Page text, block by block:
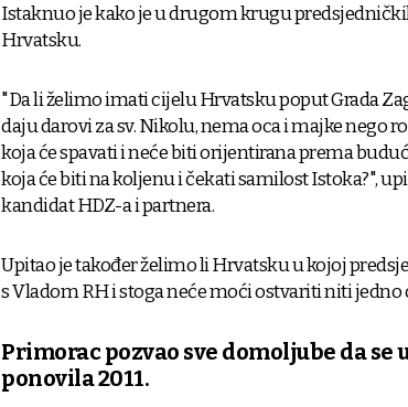
Istaknuo je kako je u drugom krugu
Hrvatsku.
"Da li želimo imati cijelu Hrvatsku poput Grada
daju darovi za sv. Nikolu, nema oca i majke nego
koja će spavati i neće biti orijentirana prema
koja će biti na koljenu i čekati samilost Istoka?",
kandidat HDZ-a i partnera.
Upitao je također želimo li Hrvatsku u kojoj
s Vladom RH i stoga neće moći ostvariti niti jedno
Primorac pozvao sve domoljube da se
ponovila 2011.